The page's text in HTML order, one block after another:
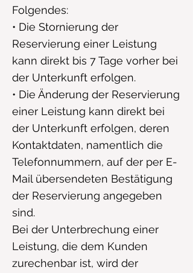
Folgendes:
• Die Stornierung der
Reservierung einer Leistung
kann direkt bis 7 Tage vorher bei
der Unterkunft erfolgen.
• Die Änderung der Reservierung
einer Leistung kann direkt bei
der Unterkunft erfolgen, deren
Kontaktdaten, namentlich die
Telefonnummern, auf der per E-
Mail übersendeten Bestätigung
der Reservierung angegeben
sind.
Bei der Unterbrechung einer
Leistung, die dem Kunden
zurechenbar ist, wird der